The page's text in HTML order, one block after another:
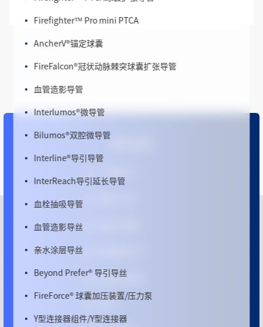
Firefighter™ Pro mini PTCA
AncherV®锚定球囊
FireFalcon ®冠状动脉棘突球囊扩张导管
血管造影导管
Interlumos®微导管
Bilumos ®双腔微导管
Interline ®导引导管
InterReach导引延长导管
血栓抽吸导管
血管造影导丝
亲水涂层导丝
Beyond Prefer ® 导引导丝
FireForce ® 球囊加压装置/压力泵
Y型连接器组件/Y型连接器
微创® 电生理